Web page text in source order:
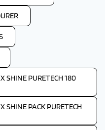
SHINE PURETECH 180
SHINE PACK PURETECH